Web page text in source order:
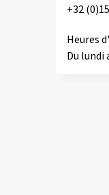
+32
Heures
Du lundi